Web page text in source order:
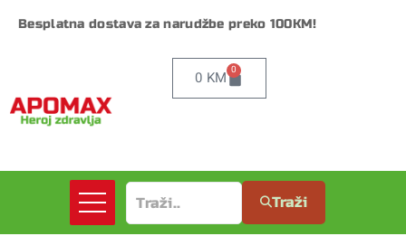
Besplatna dostava za narudžbe preko 100KM!
0 KM 0
Traži